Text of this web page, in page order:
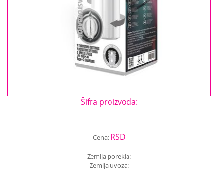
Šifra proizvoda:
Cena: RSD
Zemlja porekla:
Zemlja uvoza: